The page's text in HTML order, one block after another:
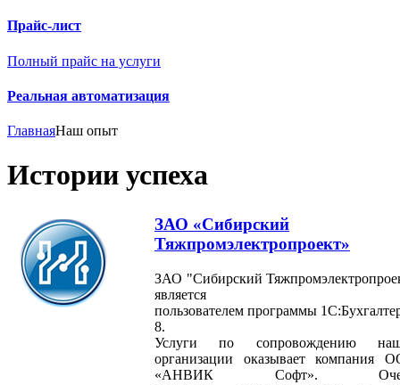
Прайс-лист
Полный прайс на услуги
Реальная автоматизация
ГлавнаяНаш опыт
Истории успеха
ЗАО «Сибирский
Тяжпромэлектропроект»
ЗАО "Сибирский
является
пользователем программы
8.
Услуги по сопровождению
организации оказывает компания
«АНВИК Софт».